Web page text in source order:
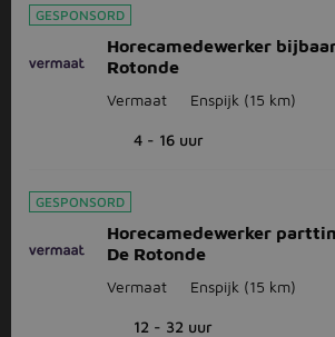
GESPONSORD
Horecamedewerker
Rotonde
Vermaat Enspijk (15 km)
4 - 16 uur
GESPONSORD
Horecamedewerker
De Rotonde
Vermaat Enspijk (15 km)
12 - 32 uur